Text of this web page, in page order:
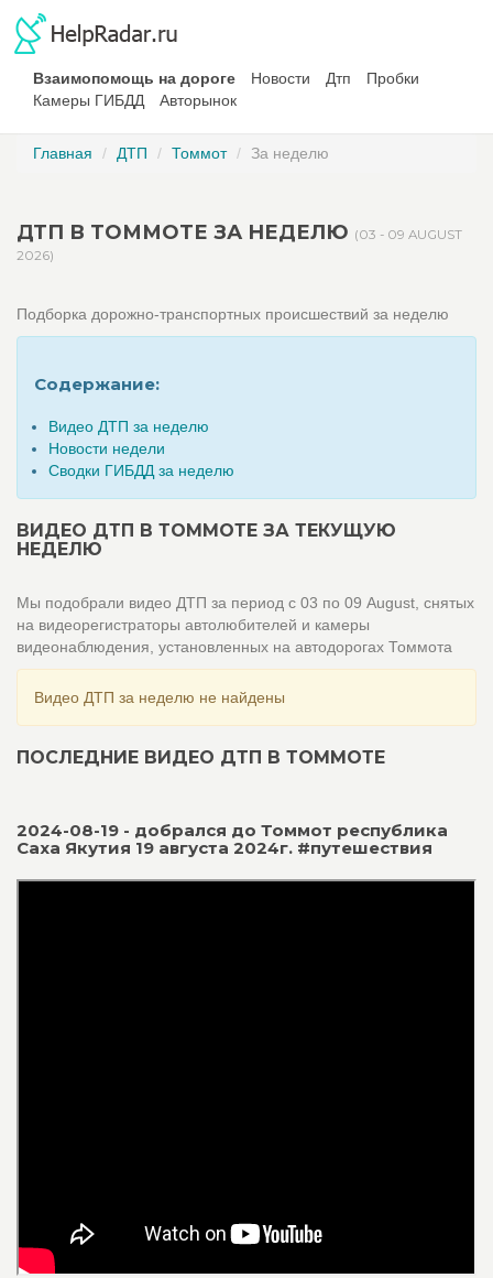
Взаимопомощь на дороге Новости Дтп
Пробки
Камеры ГИБДД
Авторынок
Главная ДТП Томмот За неделю
ДТП В ТОММОТЕ ЗА НЕДЕЛЮ (03 - 09 AUGUST
2026)
Подборка дорожно-транспортных происшествий за неделю
Содержание:
Видео ДТП за неделю
Новости недели
Сводки ГИБДД за неделю
ВИДЕО ДТП В ТОММОТЕ ЗА ТЕКУЩУЮ
НЕДЕЛЮ
Мы подобрали видео ДТП за период с 03 по 09 August, снятых
на видеорегистраторы автолюбителей и камеры
видеонаблюдения, установленных на автодорогах Томмота
Видео ДТП за неделю не найдены
ПОСЛЕДНИЕ ВИДЕО ДТП В ТОММОТЕ
2024-08-19 - добрался до Томмот республика
Саха Якутия 19 августа 2024г. #путешествия